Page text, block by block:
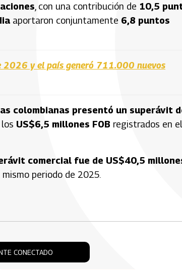
, con una contribución de 10,5
aportaron conjuntamente 6,8 puntos
2026 y el país generó 711.000 nuevos
colombianas presentó un superávit
los US$6,5 millones FOB registrados en el
comercial fue de US$40,5
periodo de 2025.
CONECTADO